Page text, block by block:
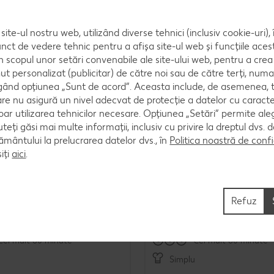
mult 60 minute
Somon în crustă de pesto
Cel mult 60 minute
Simplu
ul nostru web, utilizând diverse tehnici (inclusiv cookie-
de vedere tehnic pentru a afișa site-ul web și funcțiile
scopul unor setări convenabile ale site-ului web, pentru a
personalizat (publicitar) de către noi sau de către terți,
opțiunea „Sunt de acord”. Aceasta include, de
nu asigură un nivel adecvat de protecție a datelor cu
utilizarea tehnicilor necesare. Opțiunea „Setări” permite
găsi mai multe informații, inclusiv cu privire la dreptul dvs.
la prelucrarea datelor dvs., în Politica noastră de
aici.
Refuz